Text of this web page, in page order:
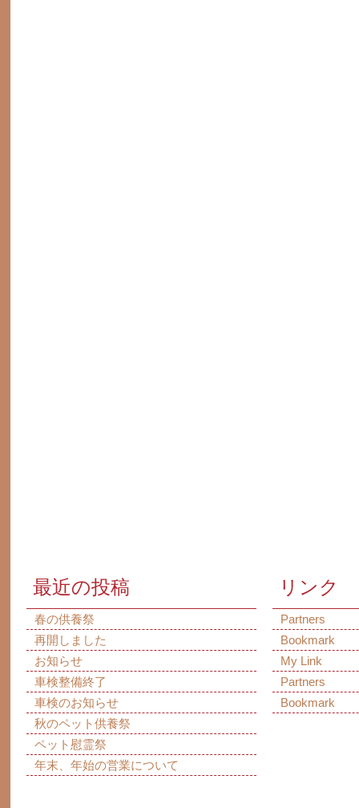
最近の投稿
春の供養祭
再開しました
お知らせ
車検整備終了
車検のお知らせ
秋のペット供養祭
ペット慰霊祭
年末、年始の営業について
リンク
Partners
Bookmark
My Link
Partners
Bookmark